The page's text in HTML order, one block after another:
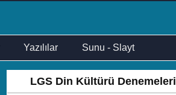
Yazılılar Sunu - Slayt
LGS Din Kültürü Denemeleri